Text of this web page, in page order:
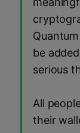
be
serious
All
their